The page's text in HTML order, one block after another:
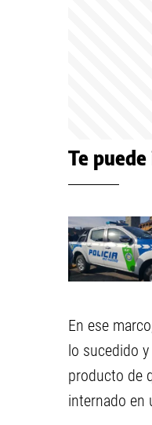
Te
En ese
lo sucedido
producto de
internado en